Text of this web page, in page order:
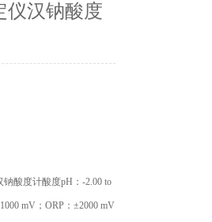
仪汉钠酸度
酸度计酸度pH：-2.00 to
mV；ORP：±2000 mV